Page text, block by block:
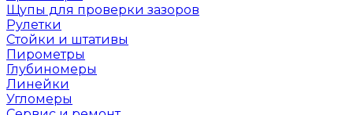
Щупы для проверки зазоров
Рулетки
Стойки и штативы
Пирометры
Глубиномеры
Линейки
Угломеры